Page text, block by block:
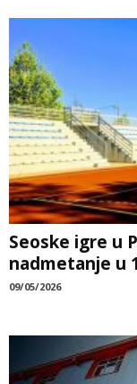
Seoske igre u
nadmetanje u
09/05/2026